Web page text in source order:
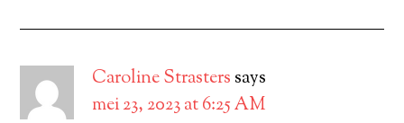
Caroline Strasters says
mei 23, 2023 at 6:25 AM